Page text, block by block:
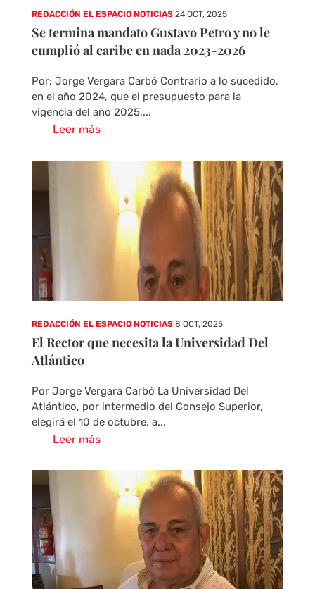
REDACCIÓN EL ESPACIO NOTICIAS| 24 OCT, 2025
Se termina mandato Gustavo Petro y no le
cumplió al caribe en nada 2023-2026
Por: Jorge Vergara Carbó Contrario a lo sucedido,
en el año 2024, que el presupuesto para la
vigencia del año 2025,...
Leer más
REDACCIÓN EL ESPACIO NOTICIAS| 8 OCT, 2025
El Rector que necesita la Universidad Del
Atlántico
Por Jorge Vergara Carbó La Universidad Del
Atlántico, por intermedio del Consejo Superior,
elegirá el 10 de octubre, a...
Leer más